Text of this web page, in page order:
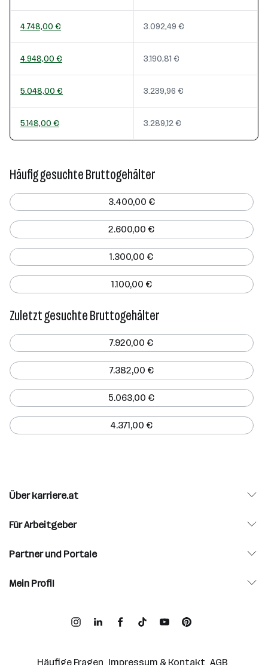
4.748,00 € 3.092,49 €
4.948,00 € 3.190,81 €
5.048,00 € 3.239,96 €
5.148,00 € 3.289,12 €
Häufig gesuchte Bruttogehälter
3.400,00 €
2.600,00 €
1.300,00 €
1.100,00 €
Zuletzt gesuchte Bruttogehälter
7.920,00 €
7.382,00 €
5.063,00 €
4.371,00 €
Über karriere.at
Für Arbeitgeber
Partner und Portale
Mein Profil
Häufige Fragen Impressum & Kontakt AGB